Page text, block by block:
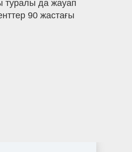
туралы да жауап
90 жастағы